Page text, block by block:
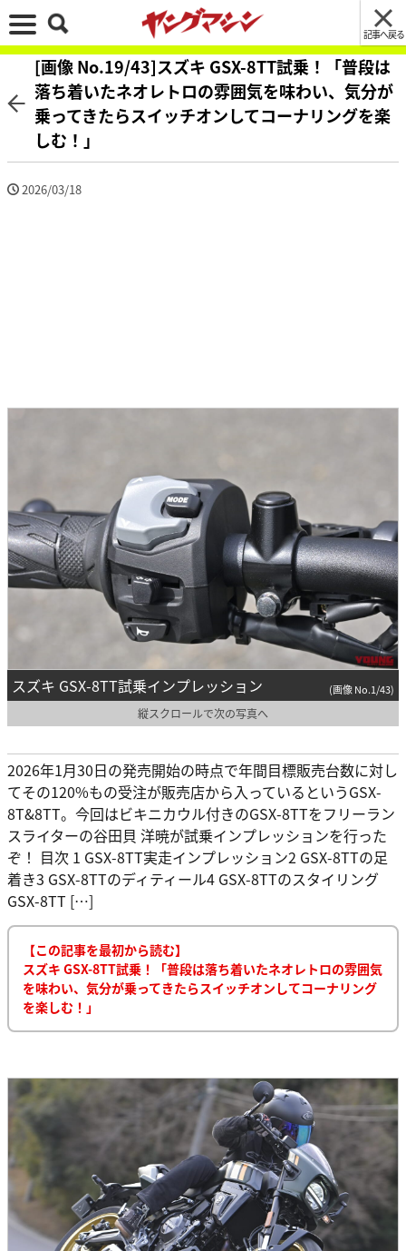
記事へ戻る
[画像 No.19/43]スズキ GSX-8TT試乗！「普段は
落ち着いたネオレトロの雰囲気を味わい、気分が
乗ってきたらスイッチオンしてコーナリングを楽
しむ！」
2026/03/18
スズキ GSX-8TT試乗インプレッション (画像 No.1/43)
縦スクロールで次の写真へ
2026年1月30日の発売開始の時点で年間目標販売台数に対し
てその120%もの受注が販売店から入っているというGSX-
8T&8TT。今回はビキニカウル付きのGSX-8TTをフリーラン
スライターの谷田貝 洋暁が試乗インプレッションを行った
ぞ！ 目次 1 GSX-8TT実走インプレッション2 GSX-8TTの足
着き3 GSX-8TTのディティール4 GSX-8TTのスタイリング
GSX-8TT […]
【この記事を最初から読む】
スズキ GSX-8TT試乗！「普段は落ち着いたネオレトロの雰囲気
を味わい、気分が乗ってきたらスイッチオンしてコーナリング
を楽しむ！」